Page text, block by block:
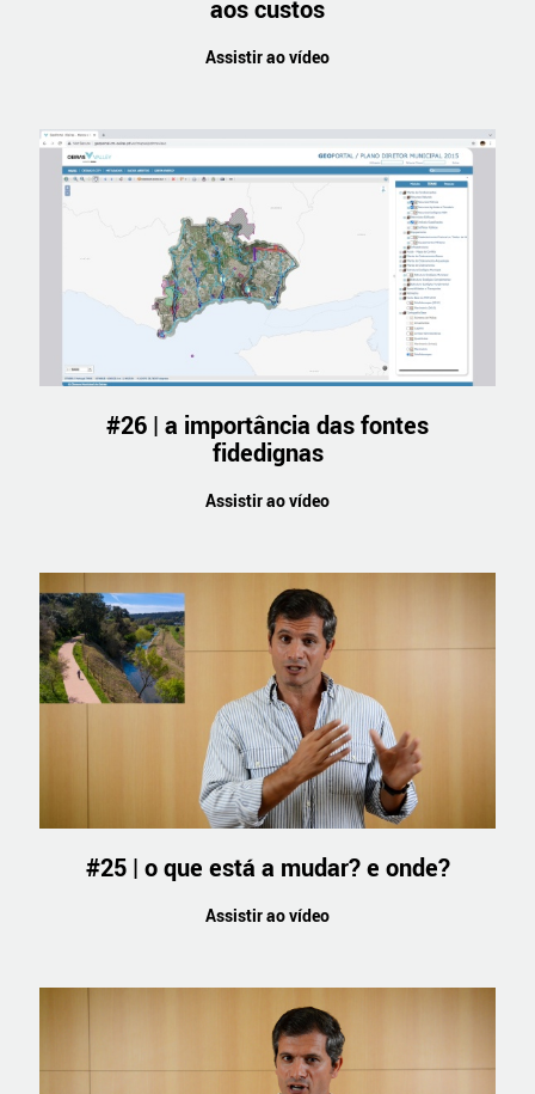
aos custos
Assistir ao vídeo
#26 | a importância das fontes
fidedignas
Assistir ao vídeo
#25 | o que está a mudar? e onde?
Assistir ao vídeo